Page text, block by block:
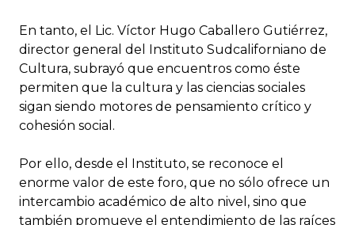
En tanto, el Lic. Víctor Hugo Caballero Gutiérrez,
director general del Instituto Sudcaliforniano de
Cultura, subrayó que encuentros como éste
permiten que la cultura y las ciencias sociales
sigan siendo motores de pensamiento crítico y
cohesión social.
Por ello, desde el Instituto, se reconoce el
enorme valor de este foro, que no sólo ofrece un
intercambio académico de alto nivel, sino que
también promueve el entendimiento de las raíces